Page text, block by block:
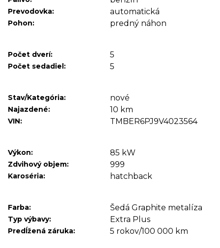
Prevodovka: automatická
Pohon: predný náhon
Počet dverí: 5
Počet sedadiel: 5
Stav/Kategória: nové
Najazdené: 10 km
VIN: TMBER6PJ9V4023564
Výkon: 85 kW
Zdvihový objem: 999
Karoséria: hatchback
Farba: Šedá Graphite metalíza
Typ výbavy: Extra Plus
Predĺžená záruka: 5 rokov/100 000 km